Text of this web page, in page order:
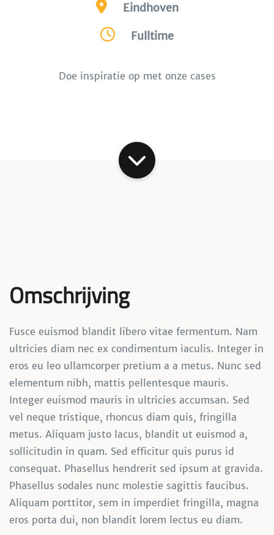
Eindhoven
Fulltime
Doe inspiratie op met onze cases
Omschrijving
Fusce euismod blandit libero vitae fermentum. Nam
ultricies diam nec ex condimentum iaculis. Integer in
eros eu leo ullamcorper pretium a a metus. Nunc sed
elementum nibh, mattis pellentesque mauris.
Integer euismod mauris in ultricies accumsan. Sed
vel neque tristique, rhoncus diam quis, fringilla
metus. Aliquam justo lacus, blandit ut euismod a,
sollicitudin in quam. Sed efficitur quis purus id
consequat. Phasellus hendrerit sed ipsum at gravida.
Phasellus sodales nunc molestie sagittis faucibus.
Aliquam porttitor, sem in imperdiet fringilla, magna
eros porta dui, non blandit lorem lectus eu diam.